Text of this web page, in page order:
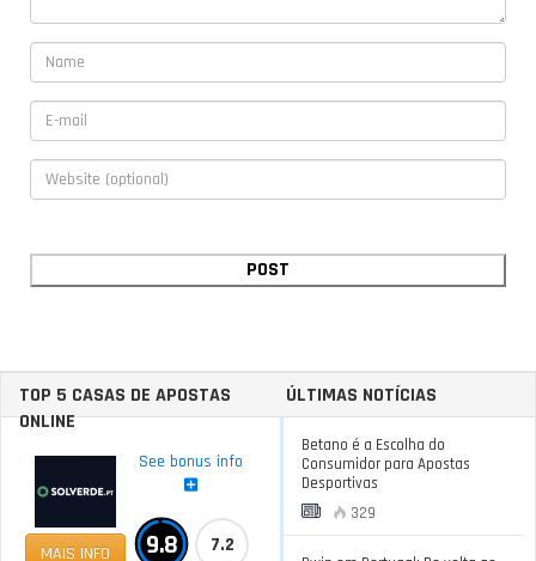
TOP 5 CASAS DE APOSTAS
ONLINE
MAIS INFO
See bonus info
9.8 7.2
ÚLTIMAS NOTÍCIAS
Betano é a Escolha do
Consumidor para Apostas
Desportivas
329